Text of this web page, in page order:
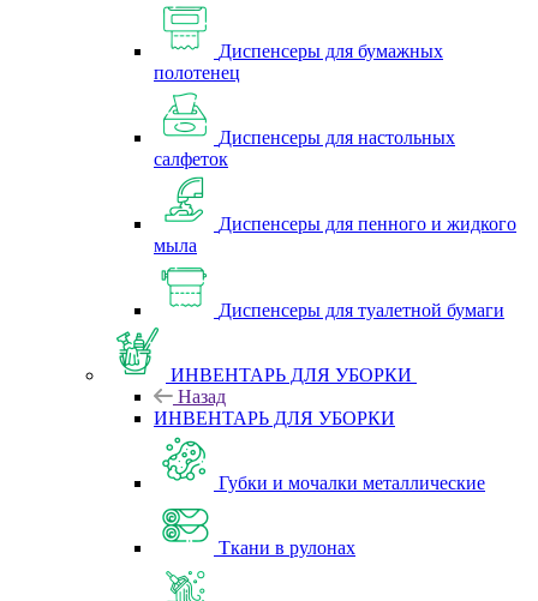
Диспенсеры для бумажных
полотенец
Диспенсеры для настольных
салфеток
Диспенсеры для пенного и жидкого
мыла
Диспенсеры для туалетной бумаги
ИНВЕНТАРЬ ДЛЯ УБОРКИ
Назад
ИНВЕНТАРЬ ДЛЯ УБОРКИ
Губки и мочалки металлические
Ткани в рулонах